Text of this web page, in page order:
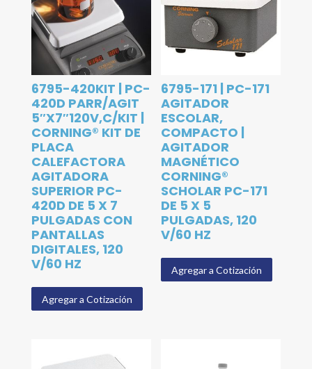
6795-420KIT | PC-
420D PARR/AGIT
5″X7″120V,C/KIT |
CORNING® KIT DE
PLACA
CALEFACTORA
AGITADORA
SUPERIOR PC-
420D DE 5 X 7
PULGADAS CON
PANTALLAS
DIGITALES, 120
V/60 HZ
Agregar a Cotización
6795-171 | PC-171
AGITADOR
ESCOLAR,
COMPACTO |
AGITADOR
MAGNÉTICO
CORNING®
SCHOLAR PC-171
DE 5 X 5
PULGADAS, 120
V/60 HZ
Agregar a Cotización